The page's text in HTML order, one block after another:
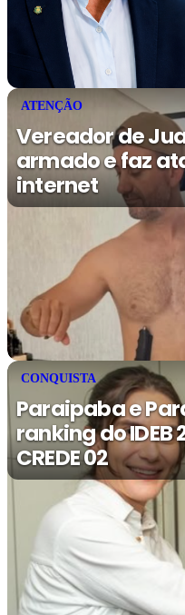
ATENÇÃO
Vereador de
armado e faz
internet
CONQUISTA
Paraipaba e
ranking do IDEB
CREDE 02